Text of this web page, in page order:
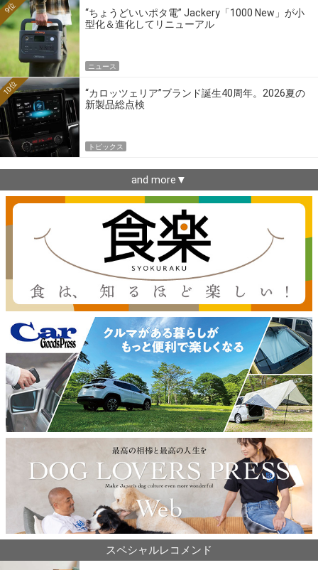
“ちょうどいいポタ電” Jackery「1000 New」が小
型化＆進化してリニューアル
9位
ニュース
“カロッツェリア”ブランド誕生40周年。2026夏の
新製品総点検
10位
トピックス
and more▼
スペシャルレコメンド